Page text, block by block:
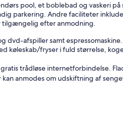
pool, et boblebad og vaskeri
parkering. Andre faciliteter
tilgængelig efter anmodning.
dvd-afspiller samt
køleskab/fryser i fuld størrelse,
trådløse internetforbindelse.
anmodes om udskiftning af